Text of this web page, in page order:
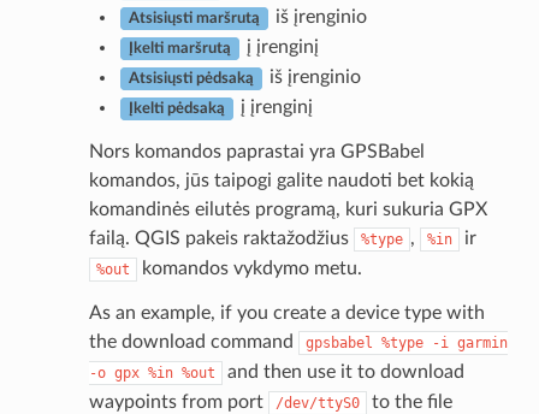
Atsisiųsti maršrutą iš įrenginio
Įkelti maršrutą į įrenginį
Atsisiųsti pėdsaką iš įrenginio
Įkelti pėdsaką į įrenginį
Nors komandos paprastai yra GPSBabel
komandos, jūs taipogi galite naudoti bet kokią
komandinės eilutės programą, kuri sukuria GPX
failą. QGIS pakeis raktažodžius
%type , %in ir
%out komandos vykdymo metu.
As an example, if you create a device type with
the download command
gpsbabel %type -i garmin
-o gpx %in %out
and then use it to download
waypoints from port
/dev/ttyS0 to the file